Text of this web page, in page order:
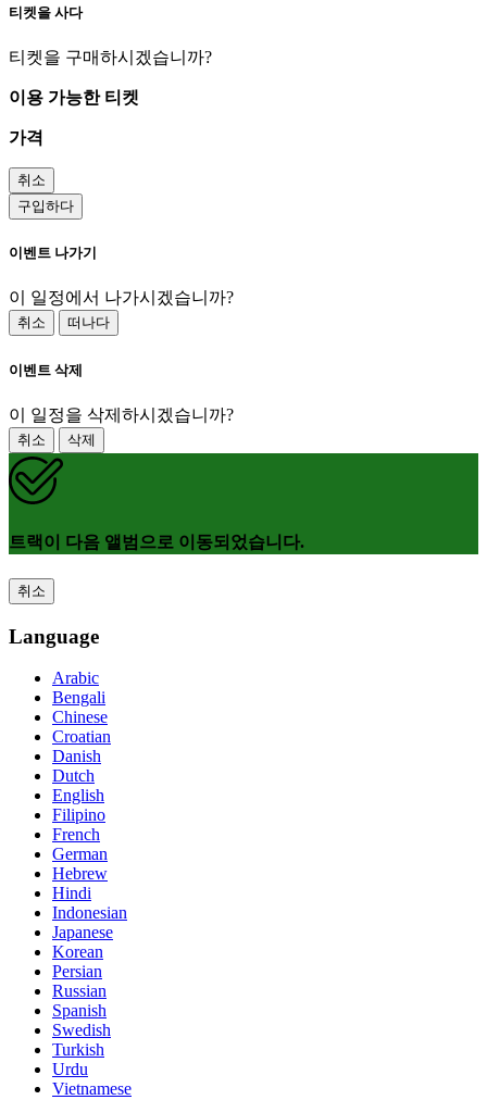
티켓을 사다
티켓을 구매하시겠습니까?
이용 가능한 티켓
가격
취소
구입하다
이벤트 나가기
이 일정에서 나가시겠습니까?
취소 떠나다
이벤트 삭제
이 일정을 삭제하시겠습니까?
취소 삭제
트랙이 다음 앨범으로 이동되었습니다.
취소
Language
Arabic
Bengali
Chinese
Croatian
Danish
Dutch
English
Filipino
French
German
Hebrew
Hindi
Indonesian
Japanese
Korean
Persian
Russian
Spanish
Swedish
Turkish
Urdu
Vietnamese